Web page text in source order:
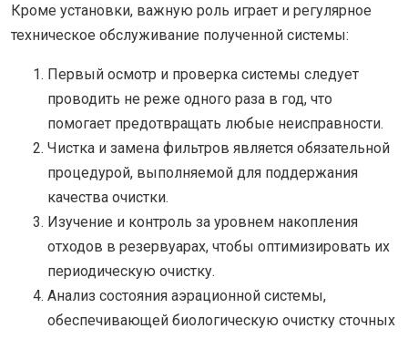
Кроме установки, важную роль играет и регулярное
техническое обслуживание полученной системы:
Первый осмотр и проверка системы следует
проводить не реже одного раза в год, что
помогает предотвращать любые неисправности.
Чистка и замена фильтров является обязательной
процедурой, выполняемой для поддержания
качества очистки.
Изучение и контроль за уровнем накопления
отходов в резервуарах, чтобы оптимизировать их
периодическую очистку.
Анализ состояния аэрационной системы,
обеспечивающей биологическую очистку сточных